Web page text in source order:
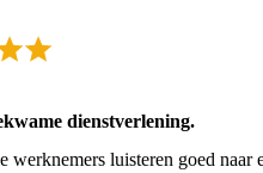
dienstverlening.
luisteren goed naar